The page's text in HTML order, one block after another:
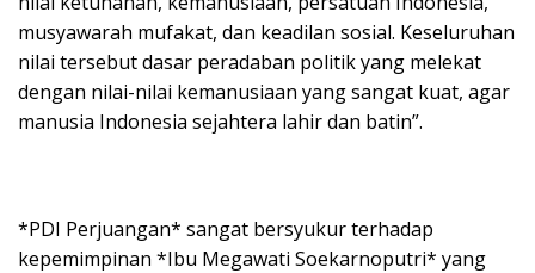
musyawarah mufakat, dan keadilan sosial. Keseluruhan
nilai tersebut dasar peradaban politik yang melekat
dengan nilai-nilai kemanusiaan yang sangat kuat, agar
manusia Indonesia sejahtera lahir dan batin”.
*PDI Perjuangan* sangat bersyukur terhadap
kepemimpinan *Ibu Megawati Soekarnoputri* yang